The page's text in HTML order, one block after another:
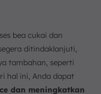
bea cukai dan
ditindaklanjuti,
tambahan, seperti
hal ini, Anda dapat
dan meningkatkan